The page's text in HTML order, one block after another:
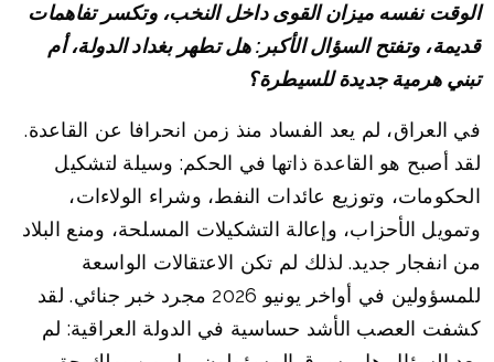
الوقت نفسه ميزان القوى داخل النخب، وتكسر تفاهمات
قديمة، وتفتح السؤال الأكبر: هل تطهر بغداد الدولة، أم
تبني هرمية جديدة للسيطرة؟
في العراق، لم يعد الفساد منذ زمن انحرافا عن القاعدة.
لقد أصبح هو القاعدة ذاتها في الحكم: وسيلة لتشكيل
الحكومات، وتوزيع عائدات النفط، وشراء الولاءات،
وتمويل الأحزاب، وإعالة التشكيلات المسلحة، ومنع البلاد
من انفجار جديد. لذلك لم تكن الاعتقالات الواسعة
للمسؤولين في أواخر يونيو 2026 مجرد خبر جنائي. لقد
كشفت العصب الأشد حساسية في الدولة العراقية: لم